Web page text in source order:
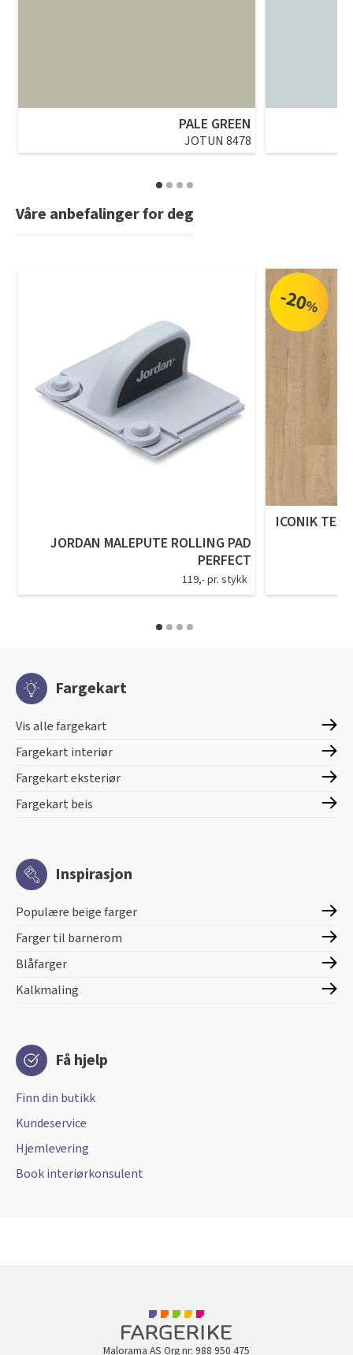
PALE GREEN
JOTUN 8478
Våre anbefalinger for deg
JORDAN MALEPUTE ROLLING PAD
PERFECT
119,- pr. stykk
-20%
ICONIK
Fargekart
Vis alle fargekart
Fargekart interiør
Fargekart eksteriør
Fargekart beis
Inspirasjon
Populære beige farger
Farger til barnerom
Blåfarger
Kalkmaling
Få hjelp
Finn din butikk
Kundeservice
Hjemlevering
Book interiørkonsulent
Malorama AS Org nr: 988 950 475